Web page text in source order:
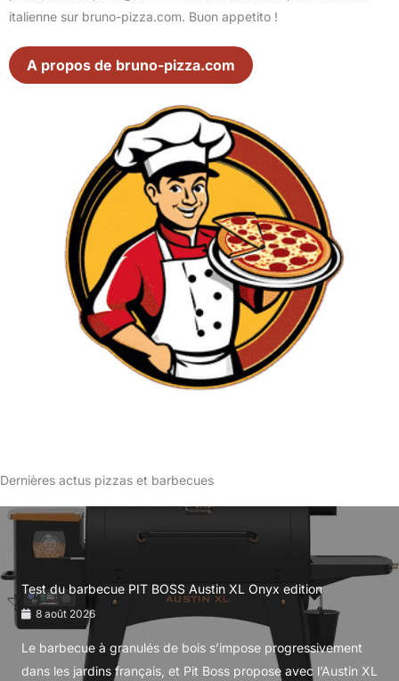
italienne sur bruno-pizza.com. Buon appetito !
A propos de bruno-pizza.com
Dernières actus pizzas et barbecues
Test du barbecue PIT BOSS Austin XL Onyx edition
8 août 2026
Le barbecue à granulés de bois s’impose progressivement
dans les jardins français, et Pit Boss propose avec l’Austin XL